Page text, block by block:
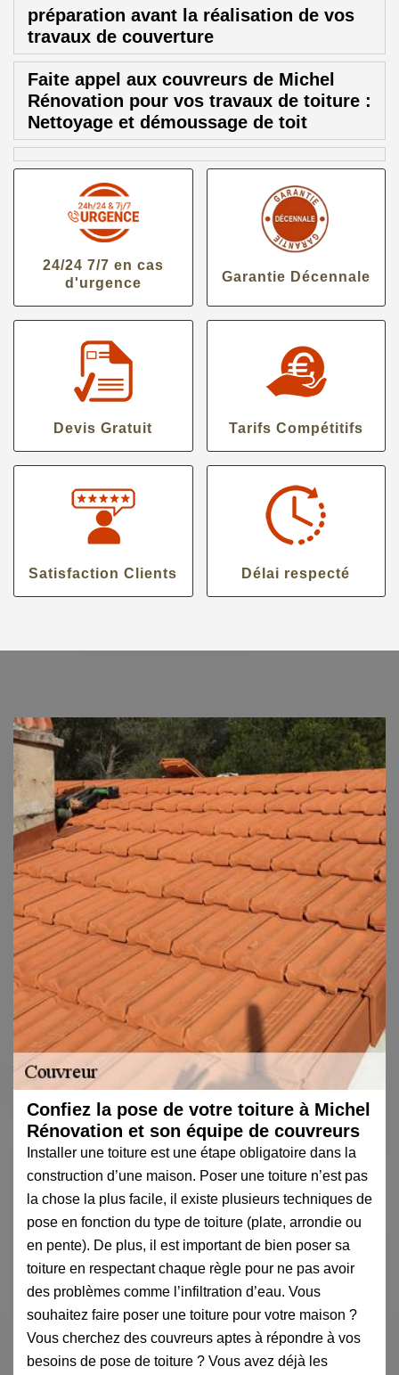
préparation avant la réalisation de vos
travaux de couverture
Faite appel aux couvreurs de Michel
Rénovation pour vos travaux de toiture :
Nettoyage et démoussage de toit
24/24 7/7 en cas
d'urgence
Garantie Décennale
Devis Gratuit Tarifs Compétitifs
Satisfaction Clients Délai respecté
Confiez la pose de votre toiture à Michel
Rénovation et son équipe de couvreurs
Installer une toiture est une étape obligatoire dans la
construction d’une maison. Poser une toiture n’est pas
la chose la plus facile, il existe plusieurs techniques de
pose en fonction du type de toiture (plate, arrondie ou
en pente). De plus, il est important de bien poser sa
toiture en respectant chaque règle pour ne pas avoir
des problèmes comme l’infiltration d’eau. Vous
souhaitez faire poser une toiture pour votre maison ?
Vous cherchez des couvreurs aptes à répondre à vos
besoins de pose de toiture ? Vous avez déjà les